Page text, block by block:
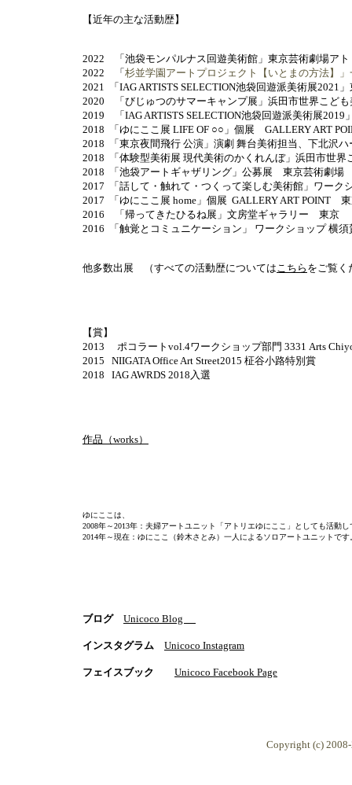
【近年の主な活動歴】
2022 「池袋モンパルナス回遊美術館」東京芸術劇場アト
2022 「 杉並学園アートプロジェクト【いとまの方法】
2021 「IAG ARTISTS SELECTION池袋回遊派美術展2021
2020 「びじゅつのサマーキャンプ展」浜田市世界こど
2019 「IAG ARTISTS SELECTION池袋回遊派美術展
2018 「ゆにここ展 LIFE OF ○○」個展 GALLERY ART
2018 「東京夜間飛行 公演」演劇 舞台美術担当、下北沢
2018 「体験型美術展 現代美術のかくれんぼ」浜田市世
2018 「池袋アートギャザリング」公募展 東京芸術劇
2017 「話して・触れて・つくって楽しむ美術館」ワー
2017 「ゆにここ展 home」個展 GALLERY ART POINT
2016 「帰ってきたひるね展」文房堂ギャラリー 東京
2016 「触覚とコミュニケーション」 ワークショップ 横
他多数出展 （すべての活動歴についてはこちら をご覧く
【賞】
2013 ポコラートvol.4ワークショップ部門 3331 Arts
2015 NIIGATA Office Art Street2015 柾谷小路特別賞
2018 IAG AWRDS 2018入選
作品（works）
ゆにここは、
2008年～2013年：夫婦アートユニット「アトリエゆにここ」としても活動
2014年～現在：ゆにここ（鈴木さとみ）一人によるソロアートユニットです
ブログ Unicoco Blog
インスタグラム Unicoco Instagram
フェイスブック Unicoco Facebook Page
Copyright (c)